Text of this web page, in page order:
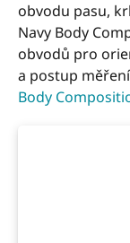
obvodu pasu,
Navy Body
obvodů pro
a postup
Body